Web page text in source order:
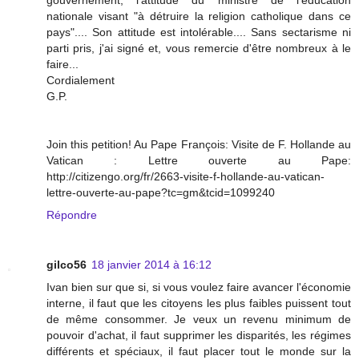
nationale visant "à détruire la religion catholique dans ce
pays".... Son attitude est intolérable.... Sans sectarisme ni
parti pris, j'ai signé et, vous remercie d'être nombreux à le
faire...
Cordialement
G.P.
Join this petition! Au Pape François: Visite de F. Hollande au
Vatican : Lettre ouverte au Pape:
http://citizengo.org/fr/2663-visite-f-hollande-au-vatican-
lettre-ouverte-au-pape?tc=gm&tcid=1099240
Répondre
gilco56 18 janvier 2014 à 16:12
Ivan bien sur que si, si vous voulez faire avancer l'économie
interne, il faut que les citoyens les plus faibles puissent tout
de même consommer. Je veux un revenu minimum de
pouvoir d'achat, il faut supprimer les disparités, les régimes
différents et spéciaux, il faut placer tout le monde sur la